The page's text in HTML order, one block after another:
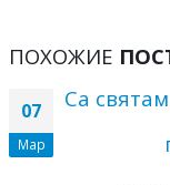
ПОХОЖИЕ
28
Ноя